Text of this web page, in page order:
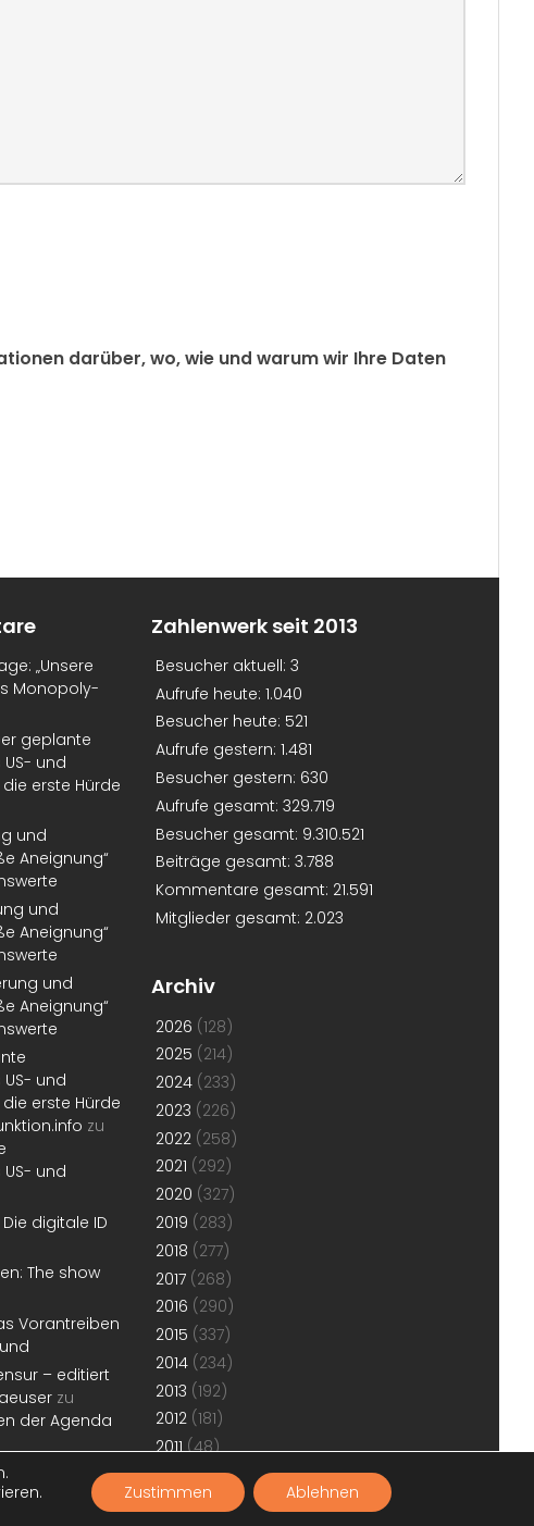
darüber, wo, wie und warum wir Ihre Daten
„Unsere
Monopoly-
geplante
und
erste Hürde
und
Aneignung“
und
Aneignung“
und
Aneignung“
und
erste Hürde
zu
und
digitale ID
The show
Vorantreiben
– editiert
zu
der Agenda
Zahlenwerk seit 2013
Besucher aktuell: 3
Aufrufe heute: 1.040
Besucher heute: 521
Aufrufe gestern: 1.481
Besucher gestern: 630
Aufrufe gesamt: 329.719
Besucher gesamt: 9.310.521
Beiträge gesamt: 3.788
Kommentare gesamt: 21.591
Mitglieder gesamt: 2.023
Archiv
2026 (128)
2025 (214)
2024 (233)
2023 (226)
2022 (258)
2021 (292)
2020 (327)
2019 (283)
2018 (277)
2017 (268)
2016 (290)
2015 (337)
2014 (234)
2013 (192)
2012 (181)
2011(48)
www.konjunktion.info . Antrieb WordPress.
Zustimmen Ablehnen